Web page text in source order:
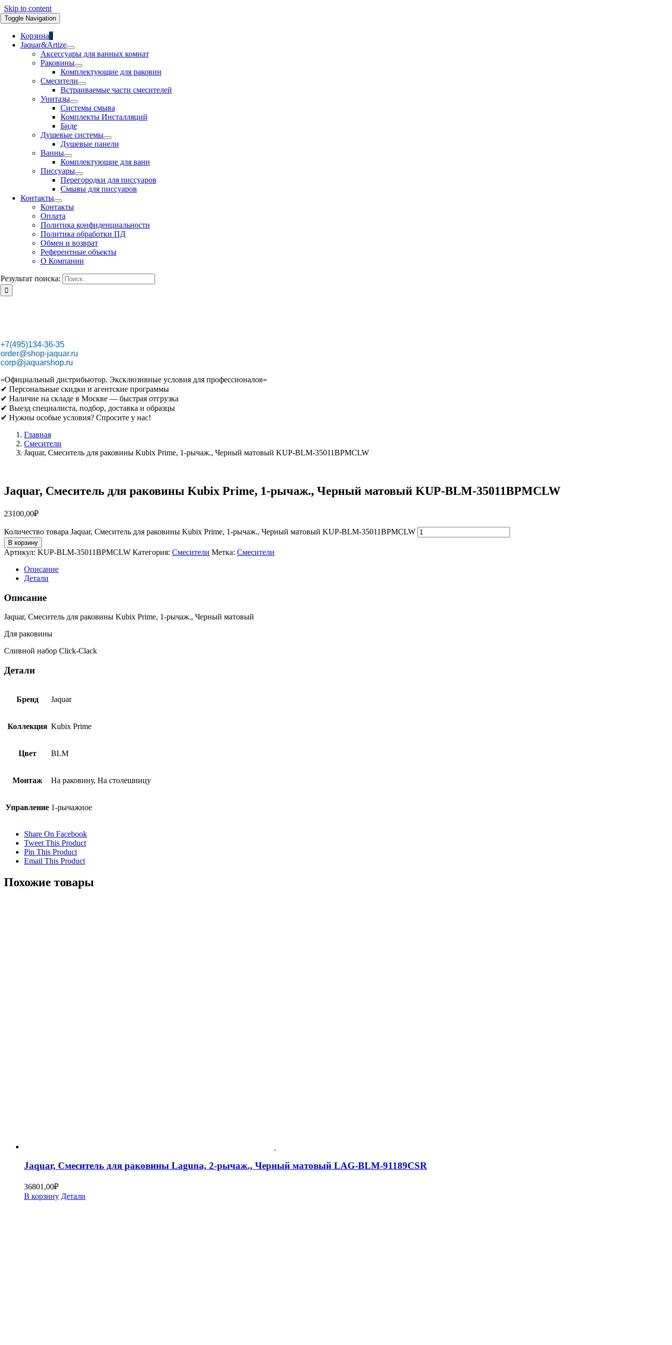
Skip to content
Toggle Navigation
Корзина0
Jaquar&Artize
Аксессуары для ванных комнат
Раковины
Комплектующие для раковин
Смесители
Встраиваемые части смесителей
Унитазы
Системы смыва
Комплекты Инсталляций
Биде
Душевые системы
Душевые панели
Ванны
Комплектующие для ванн
Писсуары
Перегородки для писсуаров
Смывы для писсуаров
Контакты
Контакты
Оплата
Политика конфиденциальности
Политика обработки ПД
Обмен и возврат
Референтные объекты
О Компании
Результат поиска:
+7(495)134-36-35
order@shop-jaquar.ru
corp@jaquarshop.ru
«Официальный дистрибьютор. Эксклюзивные условия для профессионалов»
✔ Персональные скидки и агентские программы
✔ Наличие на складе в Москве — быстрая отгрузка
✔ Выезд специалиста, подбор, доставка и образцы
✔ Нужны особые условия? Спросите у нас!
Главная
Смесители
Jaquar, Смеситель для раковины Kubix Prime, 1-рычаж., Черный матовый KUP-BLM-35011BPMCLW
Jaquar, Смеситель для раковины Kubix Prime, 1-рычаж., Черный матовый KUP-BLM-35011BPMCLW
23100,00₽
Количество товара Jaquar, Смеситель для раковины Kubix Prime, 1-рычаж., Черный матовый KUP-BLM-35011BPMCLW
В корзину
Артикул: KUP-BLM-35011BPMCLW Категория: Смесители Метка: Смесители
Описание
Детали
Описание
Jaquar, Смеситель для раковины Kubix Prime, 1-рычаж., Черный матовый
Для раковины
Сливной набор Click-Clack
Детали
Бренд Jaquar
Коллекция Kubix Prime
Цвет BLM
Монтаж На раковину, На столешницу
Управление 1-рычажное
Share On Facebook
Tweet This Product
Pin This Product
Email This Product
Похожие товары
Jaquar, Смеситель для раковины Laguna, 2-рычаж., Черный матовый LAG-BLM-91189CSR
36801,00₽
В корзину Детали